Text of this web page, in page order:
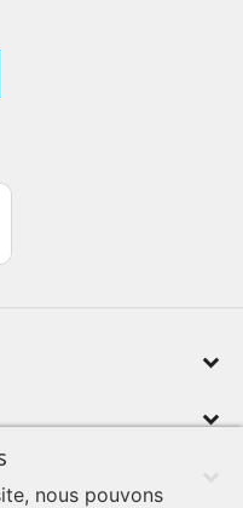
nous pouvons